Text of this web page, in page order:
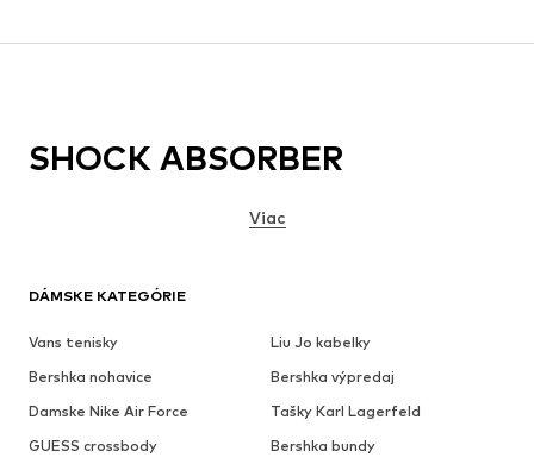
DÁMSKE KATEGÓRIE
Vans tenisky
Liu Jo kabelky
Bershka nohavice
Bershka výpredaj
Damske Nike Air Force
Tašky Karl Lagerfeld
GUESS crossbody
Bershka bundy
SHOCK ABSORBER
Viac